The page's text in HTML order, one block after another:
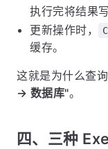
执行完将结果
更新操作时，
缓存。
这就是为什么查
→ 数据库"。
四、三种